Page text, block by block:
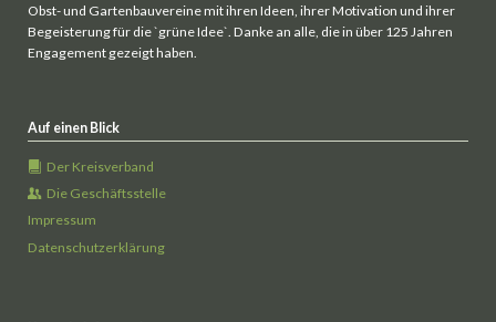
Obst- und Gartenbauvereine mit ihren Ideen, ihrer Motivation und ihrer
Begeisterung für die `grüne Idee`. Danke an alle, die in über 125 Jahren
Engagement gezeigt haben.
Auf einen Blick
Der Kreisverband
Die Geschäftsstelle
Impressum
Datenschutzerklärung